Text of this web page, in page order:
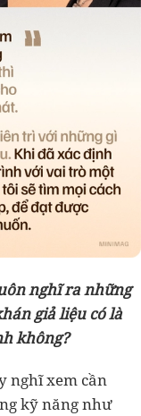
nghĩ ra những
giả liệu có là
không?
nghĩ xem cần
kỹ năng như